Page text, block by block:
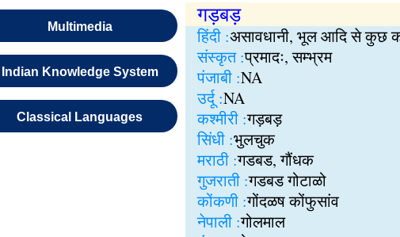
Multimedia
Indian Knowledge System
Classical Languages
गड़बड़
हिंदी :असावधानी, भूल आदि से कुछ
संस्कृत :प्रमादः, सम्भ्रम
पंजाबी :NA
उर्दू :NA
कश्मीरी :गड़बड़
सिंधी :भुलचुक
मराठी :गडबड, गौंधक
गुजराती :गडबड गोटाळो
कोंकणी :गोंदळष कोंफुसांव
नेपाली :गोलमाल